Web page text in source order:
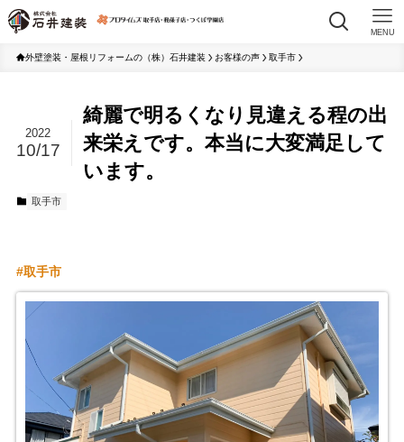
MENU
外壁塗装・屋根リフォームの（株）石井建装 お客様の声 取手市
綺麗で明るくなり見違える程の出
来栄えです。本当に大変満足して
います。
2022
10/17
取手市
取手市